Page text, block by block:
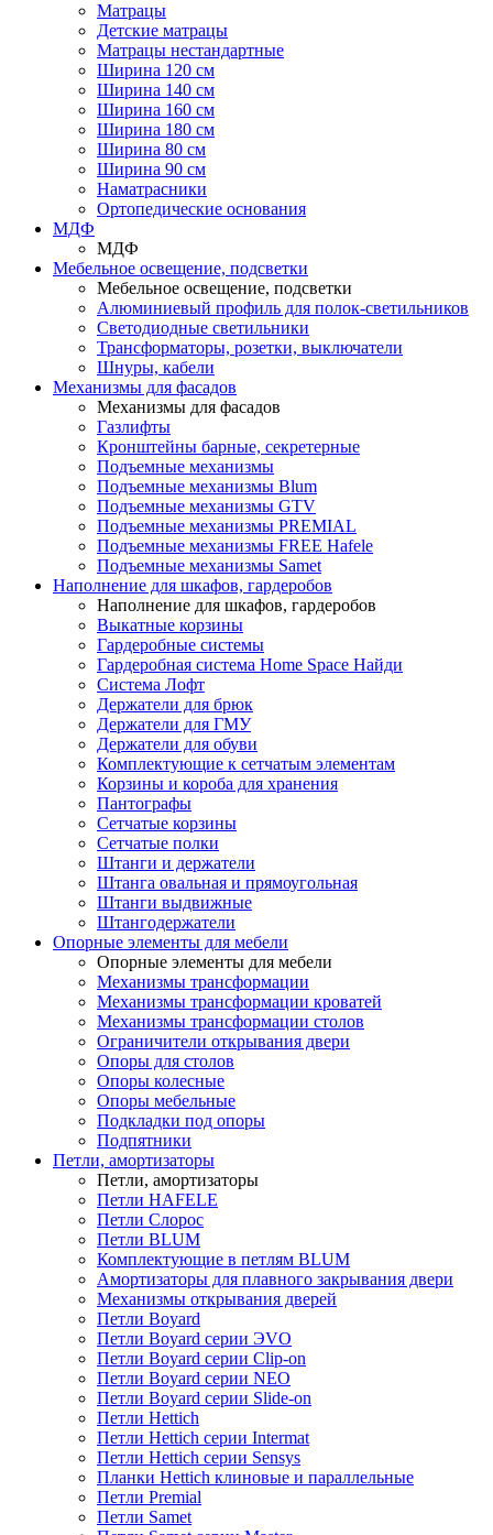
Матрацы
Детские матрацы
Матрацы нестандартные
Ширина 120 см
Ширина 140 см
Ширина 160 см
Ширина 180 см
Ширина 80 см
Ширина 90 см
Наматрасники
Ортопедические основания
МДФ
МДФ
Мебельное освещение, подсветки
Мебельное освещение, подсветки
Алюминиевый профиль для полок-светильников
Светодиодные светильники
Трансформаторы, розетки, выключатели
Шнуры, кабели
Механизмы для фасадов
Механизмы для фасадов
Газлифты
Кронштейны барные, секретерные
Подъемные механизмы
Подъемные механизмы Blum
Подъемные механизмы GTV
Подъемные механизмы PREMIAL
Подъемные механизмы FREE Hafele
Подъемные механизмы Samet
Наполнение для шкафов, гардеробов
Наполнение для шкафов, гардеробов
Выкатные корзины
Гардеробные системы
Гардеробная система Home Space Найди
Система Лофт
Держатели для брюк
Держатели для ГМУ
Держатели для обуви
Комплектующие к сетчатым элементам
Корзины и короба для хранения
Пантографы
Сетчатые корзины
Сетчатые полки
Штанги и держатели
Штанга овальная и прямоугольная
Штанги выдвижные
Штангодержатели
Опорные элементы для мебели
Опорные элементы для мебели
Механизмы трансформации
Механизмы трансформации кроватей
Механизмы трансформации столов
Ограничители открывания двери
Опоры для столов
Опоры колесные
Опоры мебельные
Подкладки под опоры
Подпятники
Петли, амортизаторы
Петли, амортизаторы
Петли HAFELE
Петли Слорос
Петли BLUM
Комплектующие в петлям BLUM
Амортизаторы для плавного закрывания двери
Механизмы открывания дверей
Петли Boyard
Петли Boyard серии ЭVO
Петли Boyard серии Clip-on
Петли Boyard серии NEO
Петли Boyard серии Slide-on
Петли Hettich
Петли Hettich серии Intermat
Петли Hettich серии Sensys
Планки Hettich клиновые и параллельные
Петли Premial
Петли Samet